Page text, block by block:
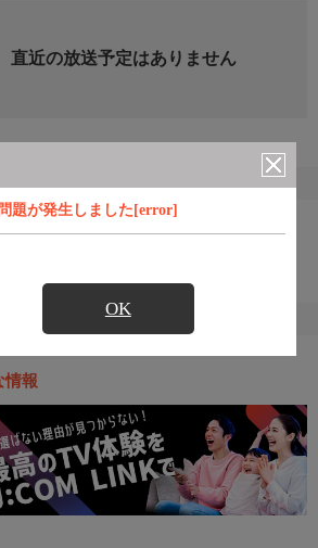
題が発生しました[error]
OK
直近の放送予定はありません
すめ番組
情報